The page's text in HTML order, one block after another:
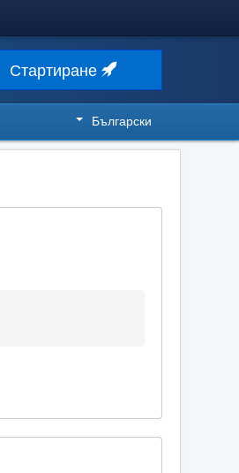
Стартиране
Български